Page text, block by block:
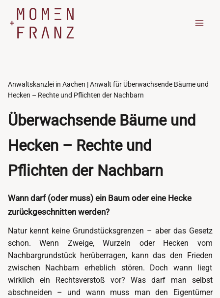
Inhalt
springen
Anwaltskanzlei in Aachen | Anwalt für Überwachsende Bäume und
Hecken – Rechte und Pflichten der Nachbarn
Überwachsende Bäume und
Hecken – Rechte und
Pflichten der Nachbarn
Wann darf (oder muss) ein Baum oder eine Hecke
zurückgeschnitten werden?
Natur kennt keine Grundstücksgrenzen – aber das Gesetz
schon. Wenn Zweige, Wurzeln oder Hecken vom
Nachbargrundstück herüberragen, kann das den Frieden
zwischen Nachbarn erheblich stören. Doch wann liegt
wirklich ein Rechtsverstoß vor? Was darf man selbst
abschneiden – und wann muss man den Eigentümer